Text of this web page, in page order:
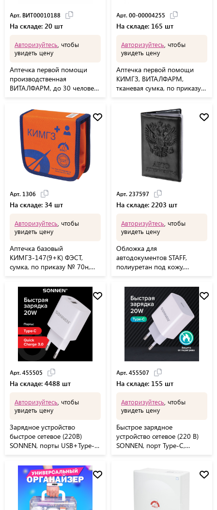
Арт. ВИТ00010188
На складе: 20 шт
Авторизуйтесь , чтобы
увидеть цену
Аптечка первой помощи
производственная
ВИТАЛФАРМ, до 30 человек,
Арт. 00-00004255
На складе: 165 шт
Авторизуйтесь , чтобы
увидеть цену
Аптечка первой помощи
КИМГЗ, ВИТАЛФАРМ,
тканевая сумка, по приказу
Арт. 1306
На складе: 34 шт
Авторизуйтесь , чтобы
увидеть цену
Аптечка базовый
КИМГЗ-147(9+К) ФЭСТ,
сумка, по приказу № 70н,
Арт. 237597
На складе: 2203 шт
Авторизуйтесь , чтобы
увидеть цену
Обложка для
автодокументов STAFF,
полиуретан под кожу,
237597
Арт. 455505
На складе: 4488 шт
Авторизуйтесь , чтобы
увидеть цену
Зарядное устройство
быстрое сетевое (220В)
SONNEN, порты USB+Type-C,
Арт. 455507
На складе: 155 шт
Авторизуйтесь , чтобы
увидеть цену
Быстрое зарядное
устройство сетевое (220 В)
SONNEN, порт Type-C,